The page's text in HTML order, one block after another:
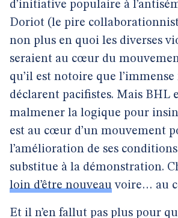
d’initiative populaire à
Doriot (le pire
non plus en quoi les diverses
seraient au cœur du
qu’il est notoire que
déclarent pacifistes. Mais BHL
malmener la logique pour
est au cœur d’un mouvement
l’amélioration de ses conditions
substitue à la démonstration.
loin d’être nouveau voire… au
Et il n’en fallut pas plus pour